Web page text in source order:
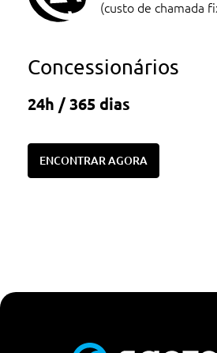
(custo de chamada
Concessionários
24h / 365 dias
ENCONTRAR AGORA